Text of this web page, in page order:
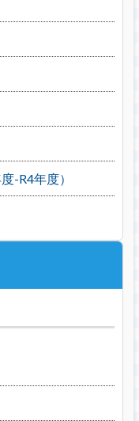
-R4年度）